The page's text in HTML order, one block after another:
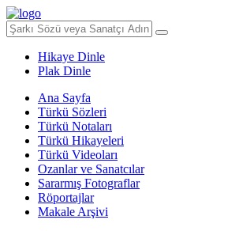
Hikaye Dinle
Plak Dinle
Ana Sayfa
Türkü Sözleri
Türkü Notaları
Türkü Hikayeleri
Türkü Videoları
Ozanlar ve Sanatcılar
Sararmış Fotograflar
Röportajlar
Makale Arşivi